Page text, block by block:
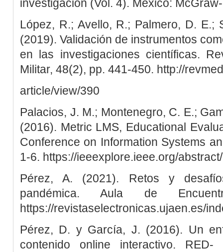
investigación (Vol. 4). México:
López, R.; Avello, R.; Palmero, D. E.;
(2019). Validación de instrumentos
en las investigaciones científicas.
Militar, 48(2), pp. 441-450. http://
article/view/390
Palacios, J. M.; Montenegro, C. E.;
(2016). Metric LMS, Educational
Conference on Information Systems
1-6. https://ieeexplore.ieee.org/
Pérez, A. (2021). Retos y
pandémica. Aula de
https://revistaselectronicas.ujaen.es/
Pérez, D. y García, J. (2016). Un
contenido online interactivo.